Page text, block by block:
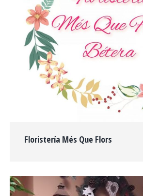
Floristería Més Que Flors